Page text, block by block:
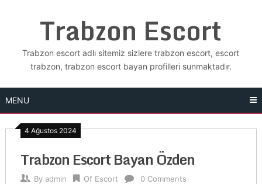
Trabzon Escort
Trabzon escort adlı sitemiz sizlere trabzon escort, escort
trabzon, trabzon escort bayan profilleri sunmaktadır.
MENU
4 Ağustos 2024
Trabzon Escort Bayan Özden
By admin Of Escort 0 Comments